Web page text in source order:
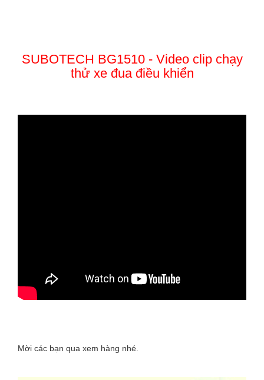
SUBOTECH BG1510 - Video clip chạy
thử xe đua điều khiển
Mời các bạn qua xem hàng nhé.